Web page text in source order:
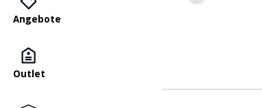
Angebote
Outlet